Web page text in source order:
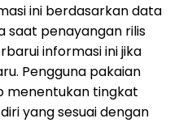
ini berdasarkan data
saat penayangan rilis
informasi ini jika
Pengguna pakaian
menentukan tingkat
yang sesuai dengan